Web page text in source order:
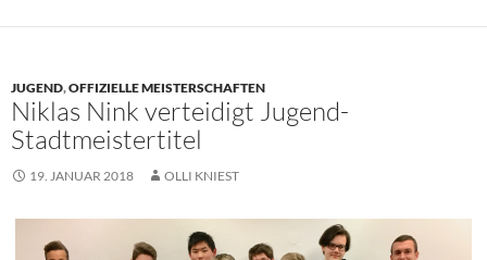
JUGEND,OFFIZIELLE MEISTERSCHAFTEN
Niklas Nink verteidigt Jugend-
Stadtmeistertitel
19. JANUAR 2018 OLLI KNIEST